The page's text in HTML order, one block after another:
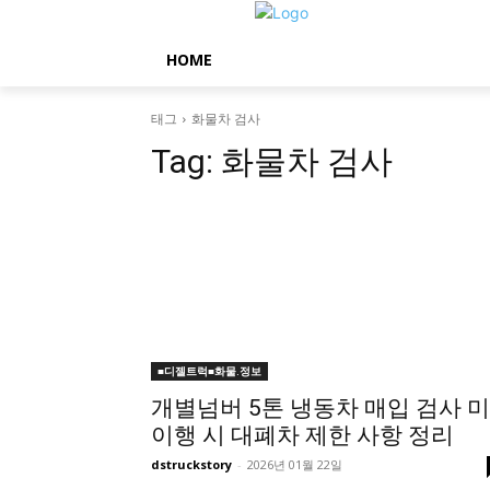
HOME
태그 화물차 검사
Tag: 화물차 검사
■디젤트럭■화물.정보
개별넘버 5톤 냉동차 매입 검사 미
이행 시 대폐차 제한 사항 정리
dstruckstory - 2026년 01월 22일